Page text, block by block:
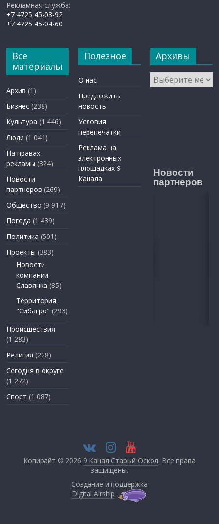
Рекламная служба:
+7 4725 45-03-92
+7 4725 45-04-60
Все
материалы
Архив (1)
Бизнес (238)
Культура (1 446)
Люди (1 041)
На правах
рекламы (324)
Новости
партнеров (269)
Общество (9 917)
Погода (1 439)
Политика (501)
Проекты (383)
Новости
компании
Славянка (85)
Территория
"Сибагро" (293)
Происшествия
(1 283)
Религия (228)
Сегодня в округе
(1 272)
Спорт (1 087)
Полезное
О нас
Предложить
новость
Условия
перепечатки
Реклама на
электронных
площадках 9
Канала
Архивы
Архивы
Новости
партнеров
Копирайт © 2026 9 Канал Старый Оскол. Все права
защищены.
Создание и поддержка
Digital Airship